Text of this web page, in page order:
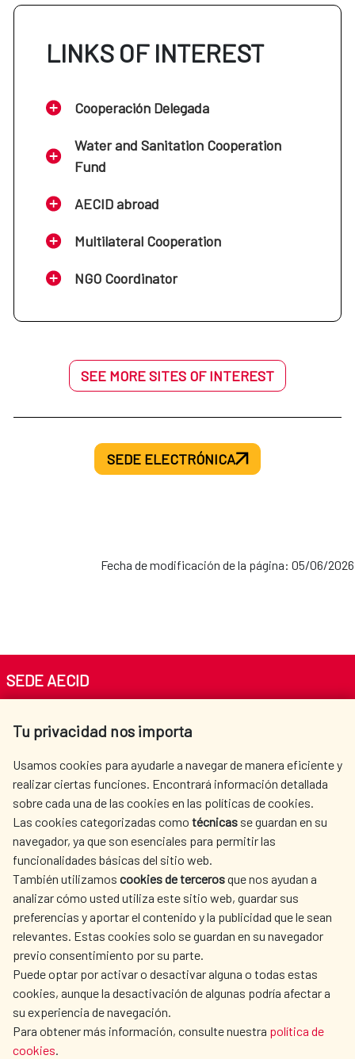
LINKS OF INTEREST
Cooperación Delegada
Water and Sanitation Cooperation
Fund
AECID abroad
Multilateral Cooperation
NGO Coordinator
SEE MORE SITES OF INTEREST
SEDE ELECTRÓNICA
Fecha de modificación de la página: 05/06/2026
Tu privacidad nos importa
Usamos cookies para ayudarle a navegar de manera eficiente y
realizar ciertas funciones. Encontrará información detallada
sobre cada una de las cookies en las políticas de cookies.
Las cookies categorizadas como técnicas se guardan en su
navegador, ya que son esenciales para permitir las
funcionalidades básicas del sitio web.
También utilizamos cookies de tercerosque nos ayudan a
analizar cómo usted utiliza este sitio web, guardar sus
preferencias y aportar el contenido y la publicidad que le sean
relevantes. Estas cookies solo se guardan en su navegador
previo consentimiento por su parte.
Puede optar por activar o desactivar alguna o todas estas
cookies, aunque la desactivación de algunas podría afectar a
su experiencia de navegación.
Para obtener más información, consulte nuestra política de
cookies.
SEDE AECID
Tel. +34 900 20 30 54​​​​​​​
AECID
WHERE DO WE COOPERATE?
SPANISH HUMANITARIAN
ACTION
PRESS ROOM
CULTURE AND SCIENCE LIBRARY
OUR SOCIAL MEDIA